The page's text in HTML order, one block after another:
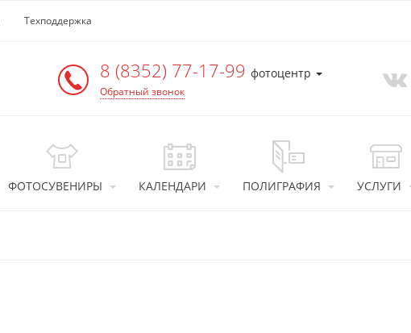
Техподдержка
8 (8352) 77-17-99 фотоцентр
Обратный звонок
ФОТОСУВЕНИРЫ КАЛЕНДАРИ ПОЛИГРАФИЯ УСЛУГИ